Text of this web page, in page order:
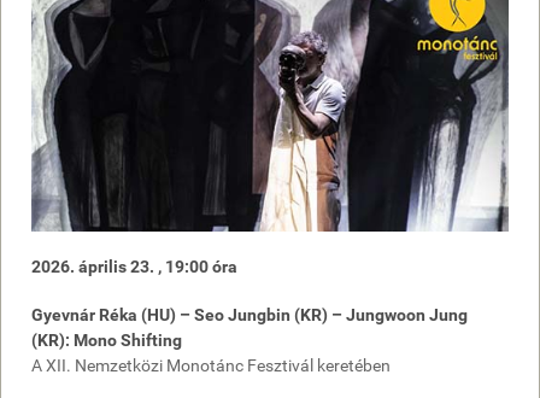
2026. április 23. , 19:00 óra
Gyevnár Réka (HU) – Seo Jungbin (KR) – Jungwoon Jung
(KR): Mono Shifting
A XII. Nemzetközi Monotánc Fesztivál keretében